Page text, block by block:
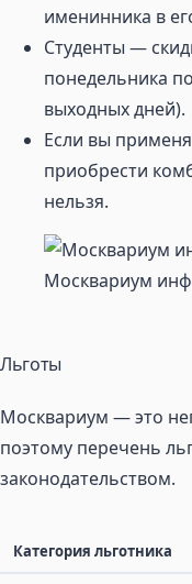
именинника в
Студенты —
понедельника
выходных дней).
Если вы
приобрести
нельзя.
Москвариум
Льготы
Москвариум — это
поэтому перечень
законодательством.
Категория льготника